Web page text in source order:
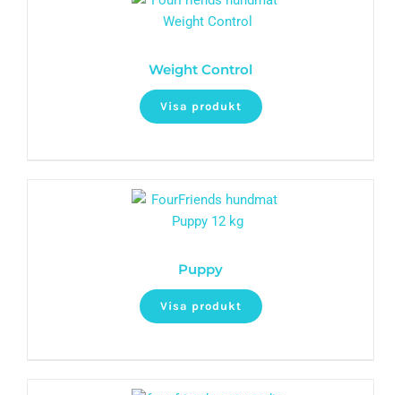
Weight Control
Visa produkt
Puppy
Visa produkt